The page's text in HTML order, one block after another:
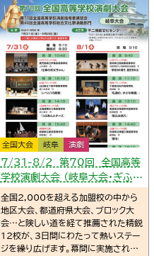
witter/@mmm_aoya※タイムテーブ
ルTwitter/@atelier_tokko宇
全国大会 岐阜 演劇
7/31-8/2 第70回 全国高等
学校演劇大会 （岐阜大会・ぎふ総
文）
全国2,000を超える加盟校の中から
地区大会、都道府県大会、ブロック大
会…と険しい道を経て推薦された精鋭
12校が、3日間にわたって熱いステー
ジを繰り広げます。幕間に実施される、